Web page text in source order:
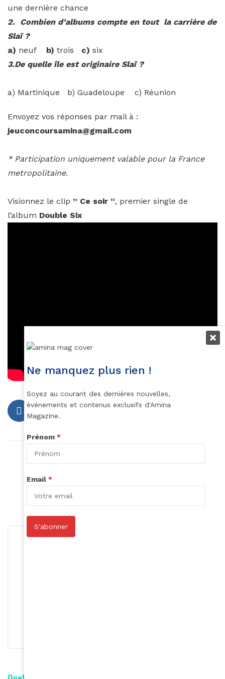
une dernière chance
2. Combien d’albums compte en tout la carrière de
Slaï ?
a) neuf b) trois c) six
3.De quelle île est originaire Slaï ?
a) Martinique b) Guadeloupe c) Réunion
Envoyez vos réponses par mail à :
jeuconcoursamina@gmail.com
* Participation uniquement valable pour la France
metropolitaine.
Visionnez le clip ” Ce soir “, premier single de
l’album Double Six
Article suivant
Gagnez le nouvel album de Slaï !
Ne manquez plus rien !
Soyez au courant des dernières nouvelles,
événements et contenus exclusifs d'Amina
Magazine.
Prénom *
Email *
S'abonner